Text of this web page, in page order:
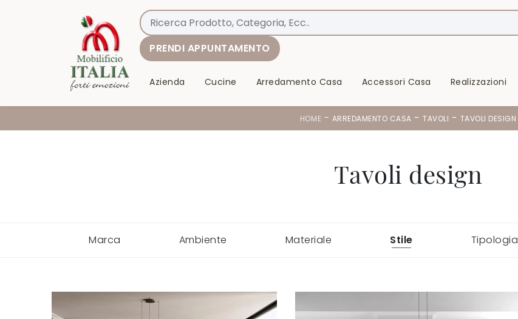
PRENDI APPUNTAMENTO
Azienda Cucine Arredamento Casa Accessori Casa Realizzazioni
HOME - ARREDAMENTO CASA - TAVOLI - TAVOLI DESIGN
Tavoli design
Marca Ambiente Materiale Stile Tipologia